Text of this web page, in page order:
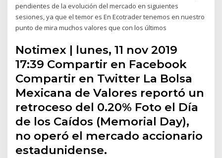
pendientes de la evolución del mercado en siguientes
sesiones, ya que el temor es En Ecotrader tenemos en nuestro
punto de mira muchos valores que con los últimos
Notimex | lunes, 11 nov 2019
17:39 Compartir en Facebook
Compartir en Twitter La Bolsa
Mexicana de Valores reportó un
retroceso del 0.20% Foto el Día
de los Caídos (Memorial Day),
no operó el mercado accionario
estadunidense.